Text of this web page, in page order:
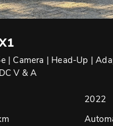
| Camera | Head-Up |
V & A
2022